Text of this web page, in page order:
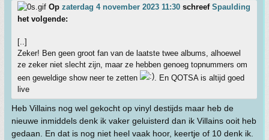
Op zaterdag 4 november 2023 11:30 schreef Spaulding
het volgende:
[..]
Zeker! Ben geen groot fan van de laatste twee albums, alhoewel
ze zeker niet slecht zijn, maar ze hebben genoeg topnummers om
een geweldige show neer te zetten
. En QOTSA is altijd goed
live
Heb Villains nog wel gekocht op vinyl destijds maar heb de
nieuwe inmiddels denk ik vaker geluisterd dan ik Villains ooit heb
gedaan. En dat is nog niet heel vaak hoor, keertje of 10 denk ik.